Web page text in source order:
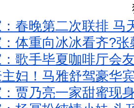
春晚第二次联排 马
体重向冰冰看齐?
歌手毕夏咖啡厅会
妇！马雅舒驾豪华
贾乃亮一家甜蜜现